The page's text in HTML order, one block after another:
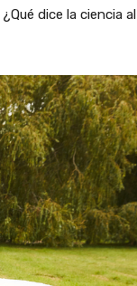
¿Qué dice la ciencia al